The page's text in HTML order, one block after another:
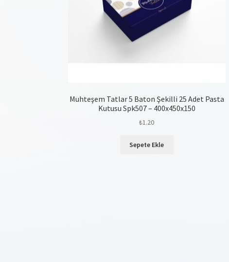
Muhteşem Tatlar 5 Baton Şekilli 25 Adet Pasta
Kutusu Spk507 – 400x450x150
₺1.20
Sepete Ekle